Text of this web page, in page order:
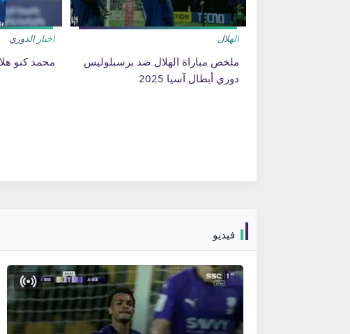
الهلال
ملخص مباراة الهلال ضد برسبلوليس
دوري أبطال آسيا 2025
أخبار الدوري
محمد كنو
فيديو